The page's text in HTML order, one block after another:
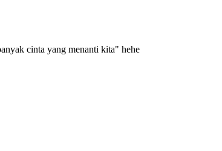
cinta yang menanti kita" hehe